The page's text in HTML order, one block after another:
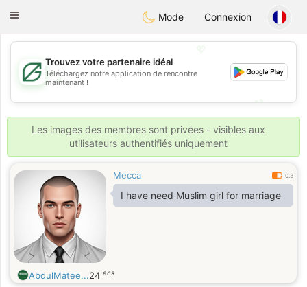
Gulf Dating
Toggle
Mode Connexion
💖
💕
Trouvez votre partenaire idéal
Téléchargez notre application de rencontre
maintenant !
Les images des membres sont privées - visibles aux
utilisateurs authentifiés uniquement
Mecca 0.3
I have need Muslim girl for marriage
AbdulMatee...24 ans